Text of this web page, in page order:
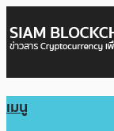
เมนู